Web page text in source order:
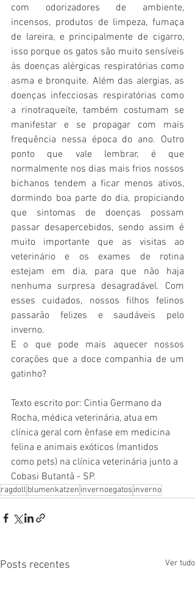
com odorizadores de ambiente,
incensos, produtos de limpeza, fumaça
de lareira, e principalmente de cigarro,
isso porque os gatos são muito sensíveis
às doenças alérgicas respiratórias como
asma e bronquite. Além das alergias, as
doenças infecciosas respiratórias como
a rinotraqueíte, também costumam se
manifestar e se propagar com mais
frequência nessa época do ano. Outro
ponto que vale lembrar, é que
normalmente nos dias mais frios nossos
bichanos tendem a ficar menos ativos,
dormindo boa parte do dia, propiciando
que sintomas de doenças possam
passar desapercebidos, sendo assim é
muito importante que as visitas ao
veterinário e os exames de rotina
estejam em dia, para que não haja
nenhuma surpresa desagradável. Com
esses cuidados, nossos filhos felinos
passarão felizes e saudáveis pelo
inverno.
E o que pode mais aquecer nossos
corações que a doce companhia de um
gatinho?
Texto escrito por: Cintia Germano da
Rocha, médica veterinária, atua em
clínica geral com ênfase em medicina
felina e animais exóticos (mantidos
como pets) na clínica veterinária junto a
Cobasi Butantã - SP.
ragdoll blumenkatzen invernoegatos inverno
Posts recentes Ver tudo